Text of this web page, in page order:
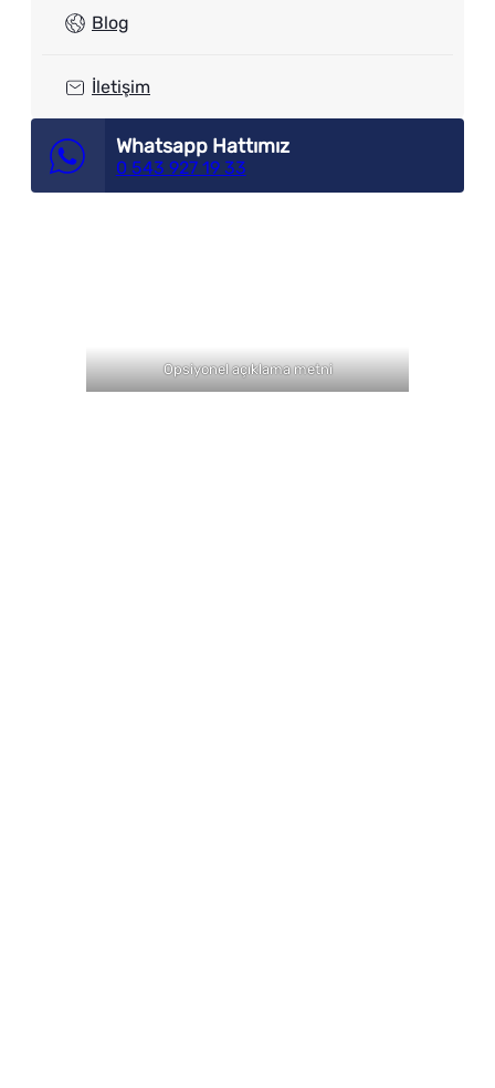
Blog
İletişim
Whatsapp Hattımız
0 543 927 19 33
Opsiyonel açıklama metni